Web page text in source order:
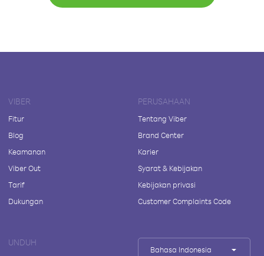
VIBER
Fitur
Blog
Keamanan
Viber Out
Tarif
Dukungan
PERUSAHAAN
Tentang Viber
Brand Center
Karier
Syarat & Kebijakan
Kebijakan privasi
Customer Complaints Code
UNDUH
Bahasa Indonesia